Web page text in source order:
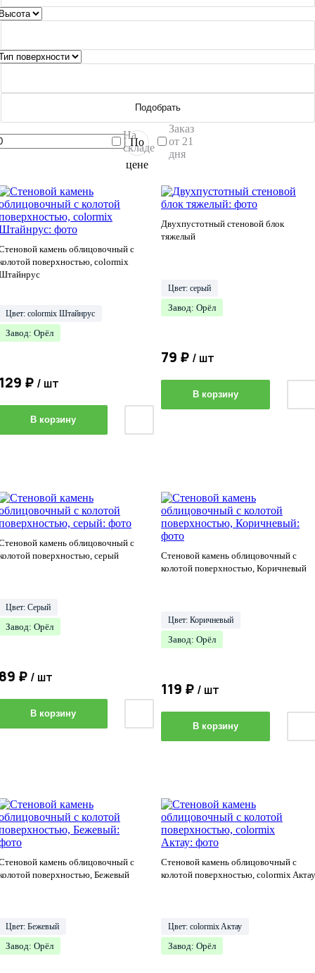
Подобрать
По
цене
На
складе
Заказ
от 21
дня
камень облицовочный с
поверхностью, сolormix
Цвет: сolormix Штайнрус
Завод: Орёл
₽ / шт
В корзину
Двухпустотный стеновой блок
тяжелый
Цвет: серый
Завод: Орёл
79 ₽ / шт
В корзину
камень облицовочный с
поверхностью, серый
Цвет: Cерый
Завод: Орёл
₽ / шт
В корзину
Стеновой камень облицовочный с
колотой поверхностью, Коричневый
Цвет: Коричневый
Завод: Орёл
119 ₽ / шт
В корзину
камень облицовочный с
поверхностью, Бежевый
Цвет: Бежевый
Завод: Орёл
Стеновой камень облицовочный с
колотой поверхностью, сolormix Aктау
Цвет: сolormix Aктау
Завод: Орёл